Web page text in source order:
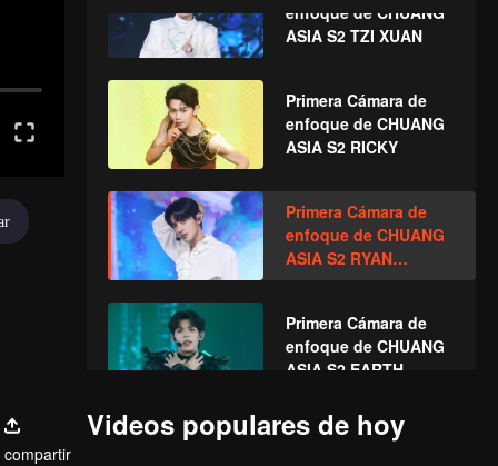
enfoque de CHUANG
ASIA S2 TZI XUAN
Primera Cámara de
enfoque de CHUANG
ASIA S2 RICKY
Primera Cámara de
enfoque de CHUANG
ASIA S2 RYAN
WINTER
Primera Cámara de
enfoque de CHUANG
ASIA S2 EARTH
Primera Cámara de
compartir
Videos populares de hoy